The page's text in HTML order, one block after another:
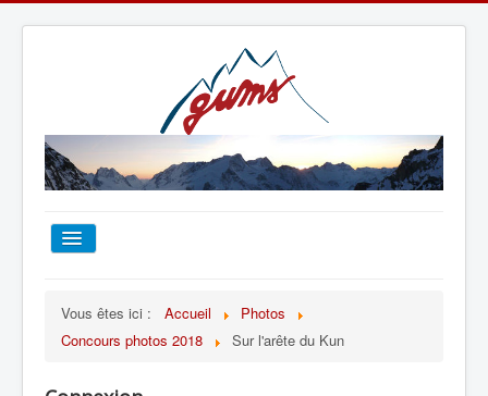
TOUT SUR LE GUMS
Vous êtes ici : Accueil
Photos
Concours photos 2018
Sur l'arête du Kun